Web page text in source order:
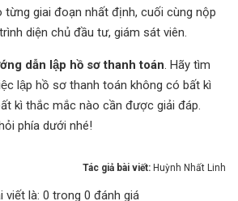
từng giai đoạn nhất định, cuối cùng nộp
diện chủ đầu tư, giám sát viên.
dẫn lập hồ sơ thanh toán. Hãy tìm
lập hồ sơ thanh toán không có bất kì
kì thắc mắc nào cần được giải đáp.
phía dưới nhé!
Tác giả bài viết: Huỳnh Nhất Linh
viết là: 0 trong 0 đánh giá